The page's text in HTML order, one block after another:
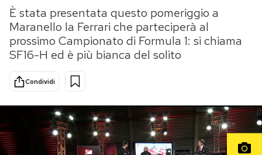
Tecnologia
Internet
Scienza
Cultura
Economia
Storie/Idee
Ok Boomer!
Media
Europa
PODCAST
È stata presentata questo pomeriggio a
Maranello la Ferrari che parteciperà al
prossimo Campionato di Formula 1: si chiama
SF16-H ed è più bianca del solito
Condividi